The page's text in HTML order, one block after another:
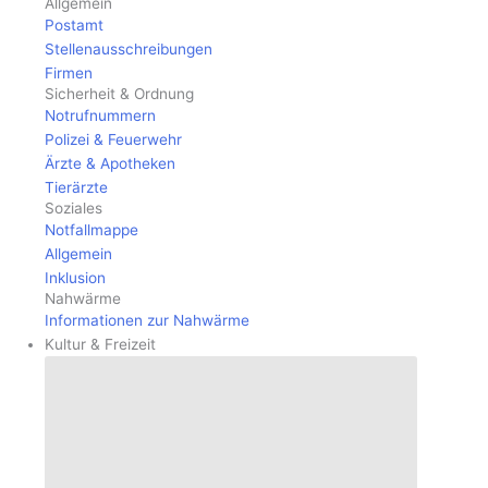
Postamt
Stellenausschreibungen
Firmen
Sicherheit & Ordnung
Notrufnummern
Polizei & Feuerwehr
Ärzte & Apotheken
Tierärzte
Soziales
Notfallmappe
Allgemein
Inklusion
Nahwärme
Informationen zur Nahwärme
Kultur & Freizeit